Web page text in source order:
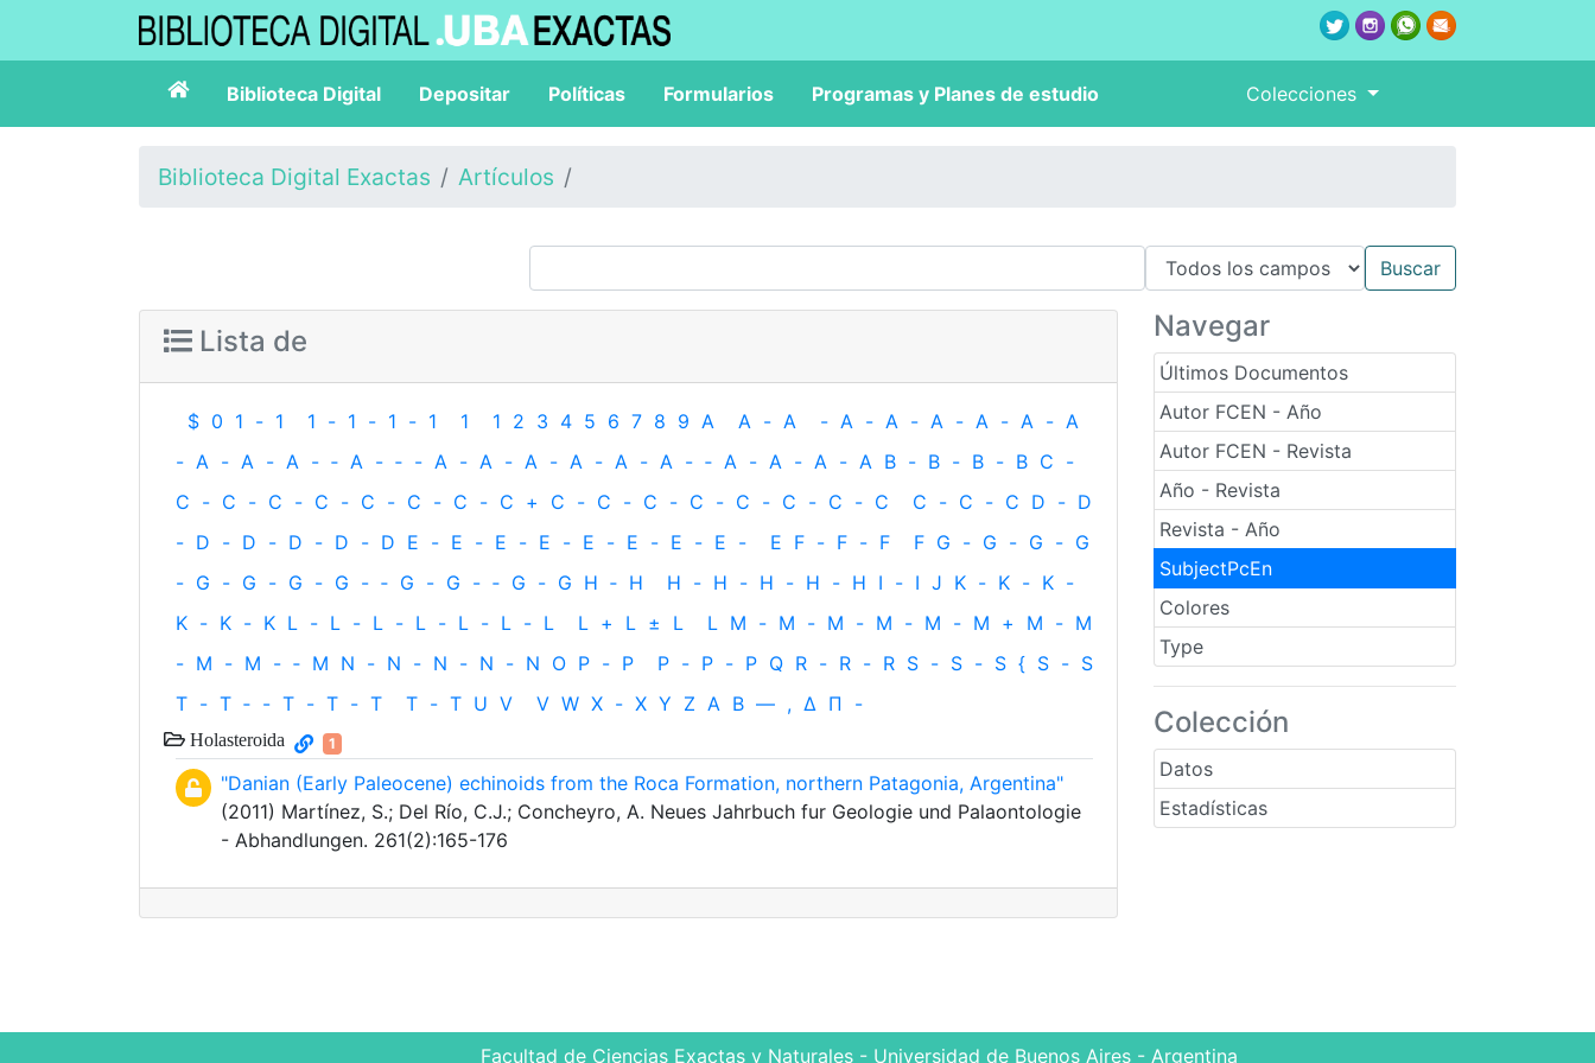
Biblioteca Digital Depositar Políticas Formularios Programas y Planes de estudio Colecciones
Biblioteca Digital Exactas Artículos
Navegar
Últimos Documentos
Autor FCEN - Año
Autor FCEN - Revista
Año - Revista
Revista - Año
SubjectPcEn
Colores
Type
Colección
Datos
Estadísticas
Lista de
$ 0 1 - 1 1 - 1 - 1 - 1 1 1 2 3 4 5 6 7 8 9 A A - A - A - A - A - A - A - A
- A - A - A - ‐ A - ‐ - A - A - A - A - A - A - ‐ A - A - A - A B - B - B - B C -
C - C - C - C - C - C - C - C + C - C - C - C - C - C - C - C C - C - C D - D
- D - D - D - D - D E - E - E - E - E - E - E - E - E F - F - F F G - G - G - G
- G - G - G - G - ‐ G - G - ‐ G - G H ‐ H H - H - H - H - H I - I J K - K - K -
K - K - K L - L - L - L - L - L - L L + L ± L L M - M - M - M - M - M + M - M
- M - M - ‐ M N - N - N - N - N O P - P P - P - P Q R - R - R S - S - S { S - S
T - T ‐ - T - T - T T - T U V V W X - X Y Z Α Β — , Δ Π -
Holasteroida 1
"Danian (Early Paleocene) echinoids from the Roca Formation, northern Patagonia, Argentina"
(2011) Martínez, S.; Del Río, C.J.; Concheyro, A. Neues Jahrbuch fur Geologie und Palaontologie
- Abhandlungen. 261(2):165-176
Facultad de Ciencias Exactas y Naturales - Universidad de Buenos Aires - Argentina